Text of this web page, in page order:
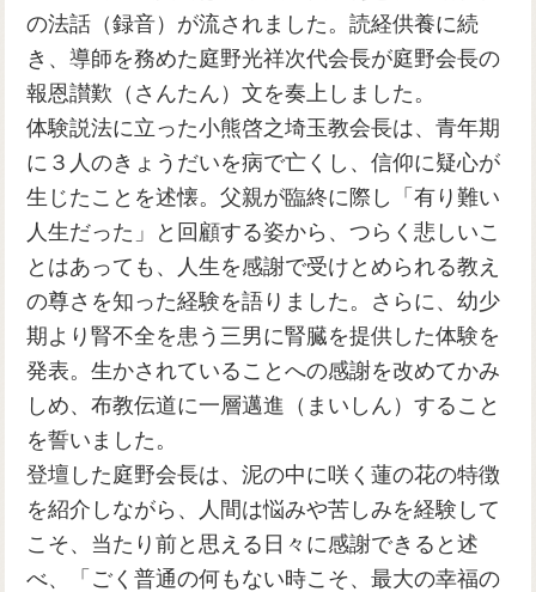
の法話（録音）が流されました。読経供養に続
き、導師を務めた庭野光祥次代会長が庭野会長の
報恩讃歎（さんたん）文を奏上しました。
体験説法に立った小熊啓之埼玉教会長は、青年期
に３人のきょうだいを病で亡くし、信仰に疑心が
生じたことを述懐。父親が臨終に際し「有り難い
人生だった」と回顧する姿から、つらく悲しいこ
とはあっても、人生を感謝で受けとめられる教え
の尊さを知った経験を語りました。さらに、幼少
期より腎不全を患う三男に腎臓を提供した体験を
発表。生かされていることへの感謝を改めてかみ
しめ、布教伝道に一層邁進（まいしん）すること
を誓いました。
登壇した庭野会長は、泥の中に咲く蓮の花の特徴
を紹介しながら、人間は悩みや苦しみを経験して
こそ、当たり前と思える日々に感謝できると述
べ、「ごく普通の何もない時こそ、最大の幸福の